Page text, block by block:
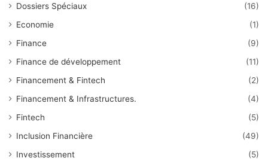
Dossiers Spéciaux
(16)
Economie
(1)
Finance
(9)
Finance de développement
(11)
Financement & Fintech
(2)
Financement & Infrastructures.
(4)
Fintech
(5)
Inclusion Financière
(49)
Investissement
(5)